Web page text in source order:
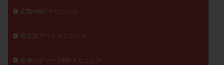
広島HARTクリニック
明大前アートクリニック
松本レディースIVFクリニック